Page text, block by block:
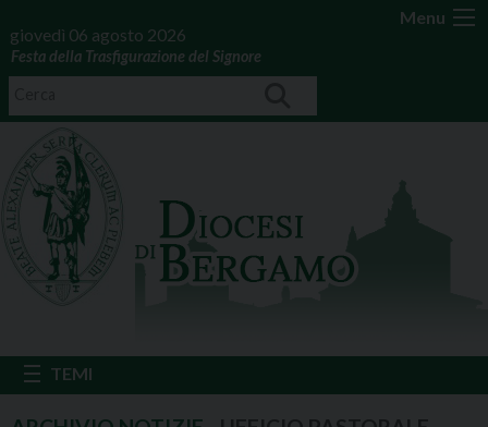
Menu
giovedì 06 agosto 2026
Festa della Trasfigurazione del Signore